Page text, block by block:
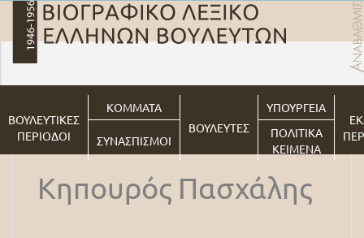
ΒΟΥΛΕΥΤΙΚΕΣ
ΠΕΡΙΟΔΟΙ
ΚΟΜΜΑΤΑ
ΒΟΥΛΕΥΤΕΣ
ΥΠΟΥΡΓΕΙΑ
ΣΥΝΑΣΠΙΣΜΟΙ
ΠΟΛΙΤΙΚΑ
ΚΕΙΜΕΝΑ
Κηπουρός Πασχάλης